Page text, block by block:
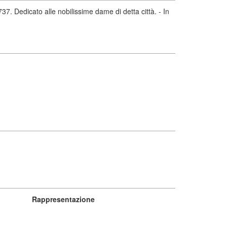
Dedicato alle nobilissime dame di detta città. - In
Rappresentazione